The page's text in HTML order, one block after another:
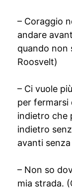
– Coraggio
andare
quando non
Roosvelt)
– Ci vuole
per fermarsi
indietro che
indietro
avanti
– Non so
mia strada.